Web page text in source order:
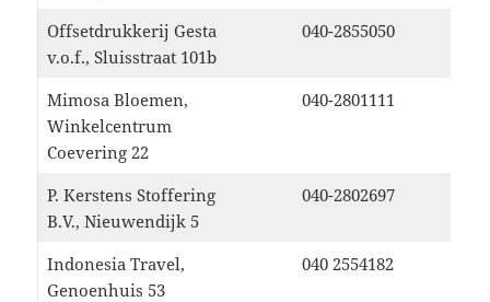
Offsetdrukkerij Gesta
v.o.f., Sluisstraat 101b
040-2855050
Mimosa Bloemen,
Winkelcentrum
Coevering 22
040-2801111
P. Kerstens Stoffering
B.V., Nieuwendijk 5
040-2802697
Indonesia Travel,
Genoenhuis 53
040 2554182